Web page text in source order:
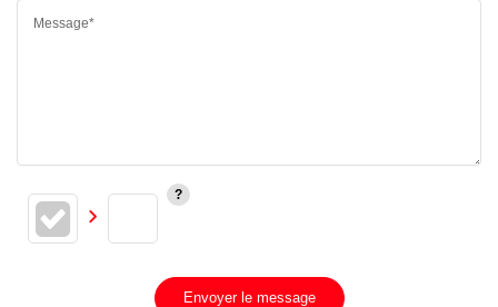
Message*
Envoyer le message